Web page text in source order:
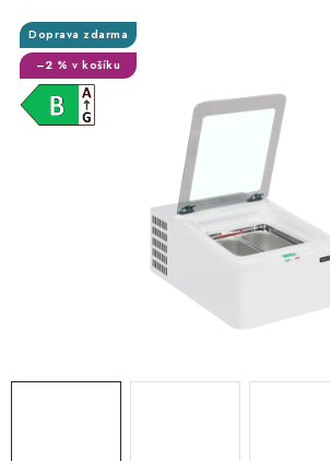
KLIMATIZACE
ZNAČKY
Proč zvolit TEFCOLD
Obchodní podmínky
Doprava zdarma
–2 % v košíku